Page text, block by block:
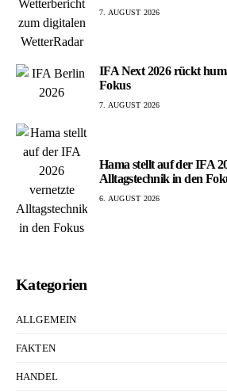
7. AUGUST 2026
IFA Next 2026 rückt
Fokus
7. AUGUST 2026
Hama stellt auf der IFA
Alltagstechnik in den
6. AUGUST 2026
Kategorien
ALLGEMEIN
FAKTEN
HANDEL